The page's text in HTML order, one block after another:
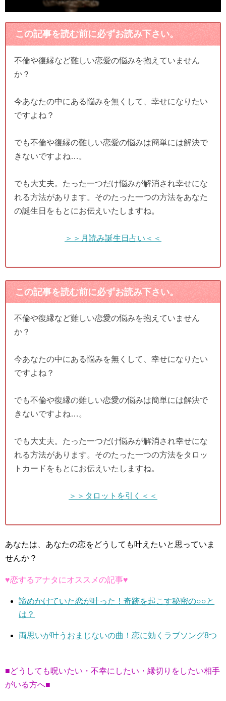
この記事を読む前に必ずお読み下さい。
不倫や復縁など難しい恋愛の悩みを抱えていません
か？
今あなたの中にある悩みを無くして、幸せになりたい
ですよね？
でも不倫や復縁の難しい恋愛の悩みは簡単には解決で
きないですよね…。
でも大丈夫。たった一つだけ悩みが解消され幸せにな
れる方法があります。そのたった一つの方法をあなた
の誕生日をもとにお伝えいたしますね。
＞＞月読み誕生日占い＜＜
この記事を読む前に必ずお読み下さい。
不倫や復縁など難しい恋愛の悩みを抱えていません
か？
今あなたの中にある悩みを無くして、幸せになりたい
ですよね？
でも不倫や復縁の難しい恋愛の悩みは簡単には解決で
きないですよね…。
でも大丈夫。たった一つだけ悩みが解消され幸せにな
れる方法があります。そのたった一つの方法をタロッ
トカードをもとにお伝えいたしますね。
＞＞タロットを引く＜＜
あなたは、あなたの恋をどうしても叶えたいと思っていま
せんか？
♥恋するアナタにオススメの記事♥
諦めかけていた恋が叶った！奇跡を起こす秘密の○○と
は？
両思いが叶うおまじないの曲！恋に効くラブソング8つ
■どうしても呪いたい・不幸にしたい・縁切りをしたい相手
がいる方へ■